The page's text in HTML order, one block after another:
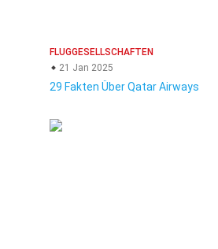
FLUGGESELLSCHAFTEN
21 Jan 2025
29 Fakten Über Qatar Airways